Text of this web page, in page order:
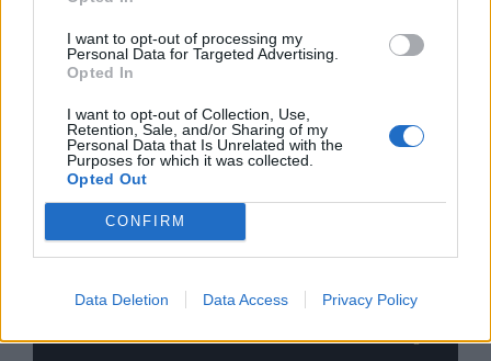
I want to opt-out of processing my
Personal Data for Targeted Advertising.
Opted In
I want to opt-out of Collection, Use,
Retention, Sale, and/or Sharing of my
Personal Data that Is Unrelated with the
Purposes for which it was collected.
Opted Out
CONFIRM
Data Deletion Data Access Privacy Policy
TP Greece: Πώς διαμορφώνεται το
μέλλον του Insurance στην εποχή του AI
Η